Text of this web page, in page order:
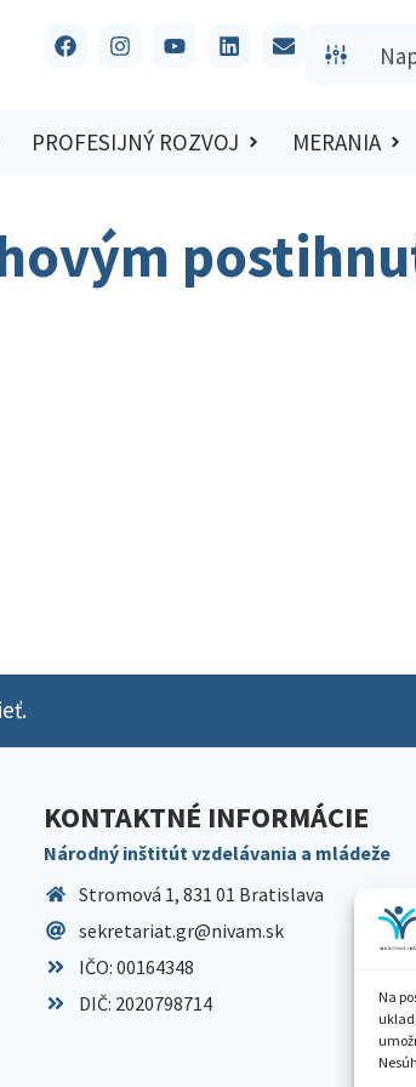
Na
PROFESIJNÝ ROZVOJ MERANIA
KONTAKTNÉ INFORMÁCIE
Národný inštitút vzdelávania a mládeže
Stromová 1, 831 01 Bratislava
sekretariat.gr@nivam.sk
IČO: 00164348
DIČ: 2020798714